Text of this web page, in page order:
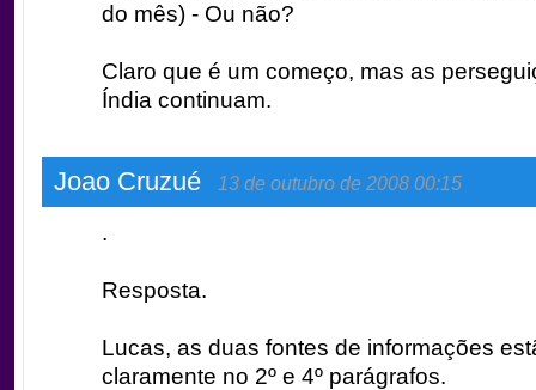
do mês) - Ou não?
Claro que é um começo, mas as
Índia continuam.
Joao Cruzué 13 de outubro de 2008 00:15
.
Resposta.
Lucas, as duas fontes de informações
claramente no 2º e 4º parágrafos.